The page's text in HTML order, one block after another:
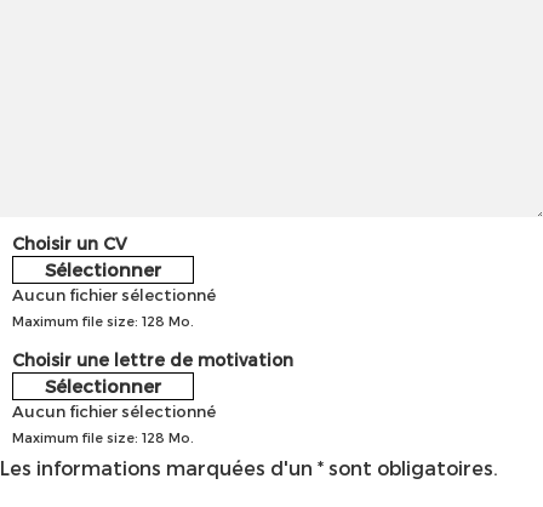
Choisir un CV
Sélectionner
Aucun fichier sélectionné
Maximum file size: 128 Mo.
Choisir une lettre de motivation
Sélectionner
Aucun fichier sélectionné
Maximum file size: 128 Mo.
Les informations marquées d'un * sont obligatoires.